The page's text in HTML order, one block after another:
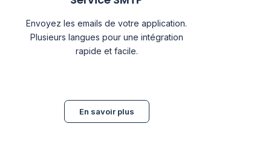
Envoyez les emails de votre application.
Plusieurs langues pour une intégration
rapide et facile.
En savoir plus